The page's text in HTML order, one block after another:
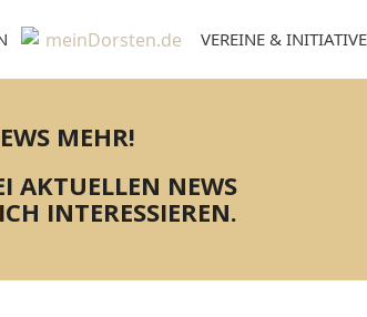
VEREINE &
MEHR!
AKTUELLEN NEWS
INTERESSIEREN.